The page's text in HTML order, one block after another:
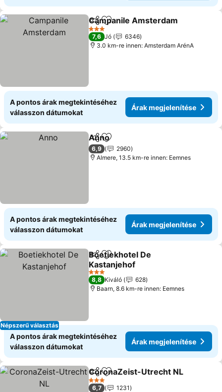
Megosztás
Hozzáadás a kedvencekhez
Campanile Amsterdam
3 Kategória
7,6 Jó
6346
3.0 km-re innen: Amsterdam ArénA
A pontos árak megtekintéséhez
válasszon dátumokat
Árak megjelenítése
MegosztásHozzáadás a kedvencekhez
Anno
6,9
2960
Almere, 13.5 km-re innen: Eemnes
A pontos árak megtekintéséhez
válasszon dátumokat
Árak megjelenítése
Népszerű választás
Megosztás
Hozzáadás a kedvencekhez
Boetiekhotel De
Kastanjehof
3 Kategória
8,8 Kiváló
628
Baarn, 8.6 km-re innen: Eemnes
A pontos árak megtekintéséhez
válasszon dátumokat
Árak megjelenítése
Megosztás
Hozzáadás a kedvencekhez
CoronaZeist-Utrecht NL
3 Kategória
6,7
1231